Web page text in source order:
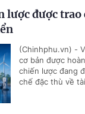
lược được trao
(Chinhphu.vn) -
cơ bản được
chiến lược đang
chế đặc thù về